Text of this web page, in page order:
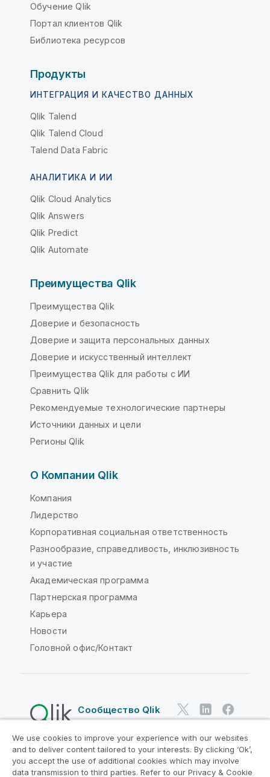
Обучение Qlik
Портал клиентов Qlik
Библиотека ресурсов
Продукты
ИНТЕГРАЦИЯ И КАЧЕСТВО ДАННЫХ
Qlik Talend
Qlik Talend Cloud
Talend Data Fabric
АНАЛИТИКА И ИИ
Qlik Cloud Analytics
Qlik Answers
Qlik Predict
Qlik Automate
Преимущества Qlik
Преимущества Qlik
Доверие и безопасность
Доверие и защита персональных данных
Доверие и искусственный интеллект
Преимущества Qlik для работы с ИИ
Сравнить Qlik
Рекомендуемые технологические партнеры
Источники данных и цели
Регионы Qlik
О Компании Qlik
Компания
Лидерство
Корпоративная социальная ответственность
Разнообразие, справедливость, инклюзивность
и участие
Академическая программа
Партнерская программа
Карьера
Новости
Головной офис/Контакт
Сообщество Qlik
Юридические соглашения
Условия использования продуктов
Legal Policies
Юридические положения
We use cookies to improve your experience with our websites
and to deliver content tailored to your interests. By clicking ‘Ok’,
you accept the use of additional cookies which may involve
data transmission to third parties. Refer to our Privacy & Cookie